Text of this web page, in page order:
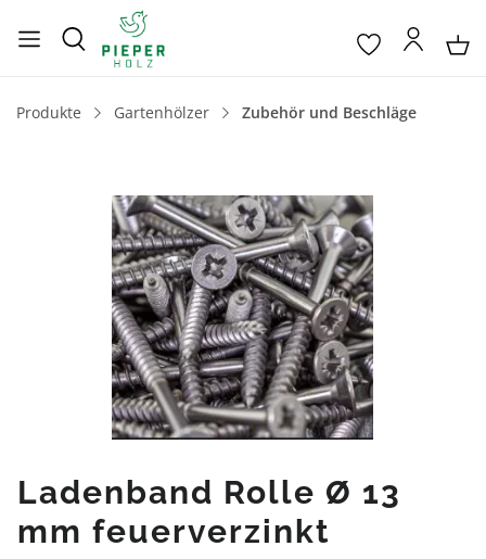
Produkte Gartenhölzer Zubehör und Beschläge
Bildergalerie überspringen
Ladenband Rolle Ø 13
mm feuerverzinkt